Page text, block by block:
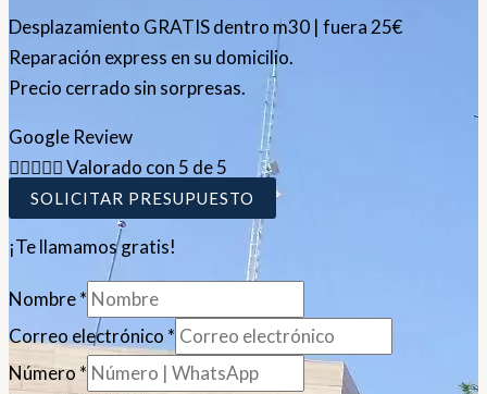
Desplazamiento GRATIS dentro m30 | fuera 25€
Reparación express en su domicilio.
Precio cerrado sin sorpresas.
Google Review
Valorado con 5 de 5
SOLICITAR PRESUPUESTO
¡Te llamamos gratis!
Nombre*
Correo electrónico *
Número *